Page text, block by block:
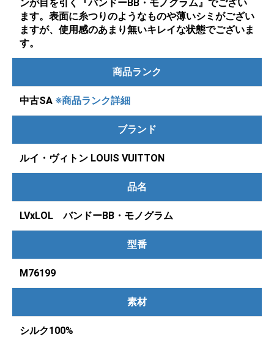
ンが目を引く『バンドーBB・モノグラム』でござい
ます。表面に糸つりのようなものや薄いシミがござい
ますが、使用感のあまり無いキレイな状態でございま
す。
商品ランク
中古SA ※商品ランク詳細
ブランド
ルイ・ヴィトン LOUIS VUITTON
品名
LVxLOL バンドーBB・モノグラム
型番
M76199
素材
シルク100%